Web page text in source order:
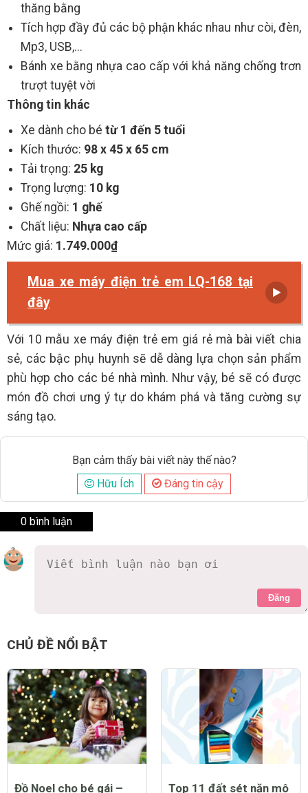
thăng bằng
Tích hợp đầy đủ các bộ phận khác nhau như còi, đèn,
Mp3, USB,...
Bánh xe bằng nhựa cao cấp với khả năng chống trơn
trượt tuyệt vời
Thông tin khác
Xe dành cho bé từ 1 đến 5 tuổi
Kích thước: 98 x 45 x 65 cm
Tải trọng: 25 kg
Trọng lượng: 10 kg
Ghế ngồi: 1 ghế
Chất liệu: Nhựa cao cấp
Mức giá: 1.749.000₫
Mua xe máy điện trẻ em LQ-168 tại
đây
Với 10 mẫu xe máy điện trẻ em giá rẻ mà bài viết chia
sẻ, các bậc phụ huynh sẽ dễ dàng lựa chọn sản phẩm
phù hợp cho các bé nhà mình. Như vậy, bé sẽ có được
món đồ chơi ưng ý tự do khám phá và tăng cường sự
sáng tạo.
Bạn cảm thấy bài viết này thế nào?
Hữu Ích
Đáng tin cậy
0 bình luận
Đăng
CHỦ ĐỀ NỔI BẬT
Đồ Noel cho bé gái – Top 11 đất sét nặn mô